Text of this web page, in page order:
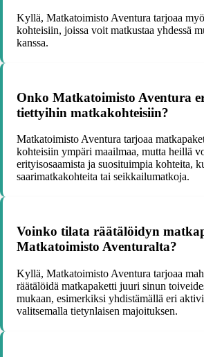
Kyllä, Matkatoimisto Aventura tarjoaa
kohteisiin, joissa voit matkustaa yhdessä
kanssa.
Onko Matkatoimisto Aventura
tiettyihin matkakohteisiin?
Matkatoimisto Aventura tarjoaa
kohteisiin ympäri maailmaa, mutta heillä
erityisosaamista ja suosituimpia kohteita,
saarimatkakohteita tai seikkailumatkoja.
Voinko tilata räätälöidyn
Matkatoimisto Aventuralta?
Kyllä, Matkatoimisto Aventura tarjoaa
räätälöidä matkapaketti juuri sinun
mukaan, esimerkiksi yhdistämällä eri
valitsemalla tietynlaisen majoituksen.